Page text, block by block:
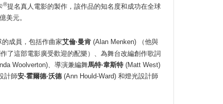
®提名真人電影的製作，該作品的知名度和成功在全球
美元。
成員，包括作曲家艾倫·曼肯 (Alan Menken) （他與
了這部電影廣受歡迎的配樂）、為舞台改編創作歌詞
Woolverton)、導演兼編舞馬特·韋斯特(Matt West)
計師安·霍爾德·沃德 (Ann Hould-Ward) 和燈光設計師